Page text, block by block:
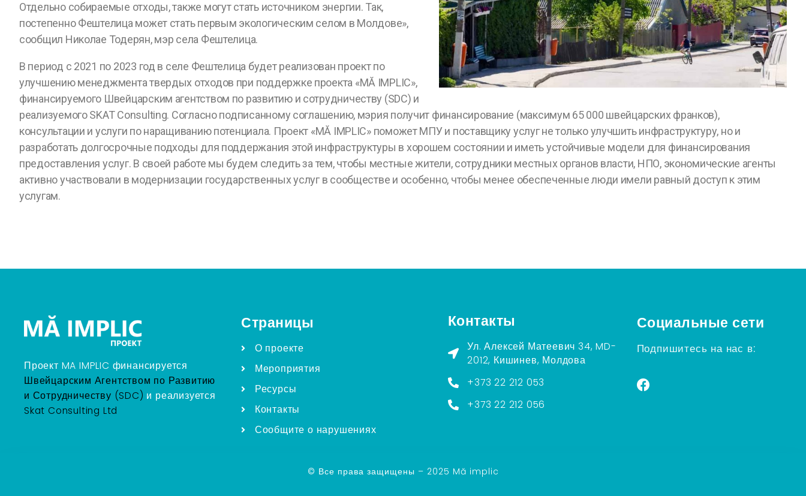
Отдельно собираемые отходы, также могут стать источником энергии. Так,
постепенно Фештелица может стать первым экологическим селом в Молдове»,
сообщил Николае Тодерян, мэр села Фештелица.
В период с 2021 по 2023 год в селе Фештелица будет реализован проект по
улучшению менеджмента твердых отходов при поддержке проекта «MĂ IMPLIC»,
финансируемого Швейцарским агентством по развитию и сотрудничеству (SDC) и
реализуемого SKAT Consulting. Согласно подписанному соглашению, мэрия получит финансирование (максимум 65 000 швейцарских франков),
консультации и услуги по наращиванию потенциала. Проект «MĂ IMPLIC» поможет МПУ и поставщику услуг не только улучшить инфраструктуру, но и
разработать долгосрочные подходы для поддержания этой инфраструктуры в хорошем состоянии и иметь устойчивые модели для финансирования
предоставления услуг. В своей работе мы будем следить за тем, чтобы местные жители, сотрудники местных органов власти, НПО, экономические агенты
активно участвовали в модернизации государственных услуг в сообществе и особенно, чтобы менее обеспеченные люди имели равный доступ к этим
услугам.
Проект MA IMPLIC финансируется
Швейцарским Агентством по Развитию
и Сотрудничеству (SDC) и реализуется
Skat Consulting Ltd
Страницы
О проекте
Мероприятия
Ресурсы
Контакты
Сообщите о нарушениях
Контакты
Ул. Алексей Матеевич 34, MD-
2012, Кишинев, Молдова
+373 22 212 053
+373 22 212 056
Социальные сети
Подпишитесь на нас в:
© Все права защищены – 2025 Mă implic